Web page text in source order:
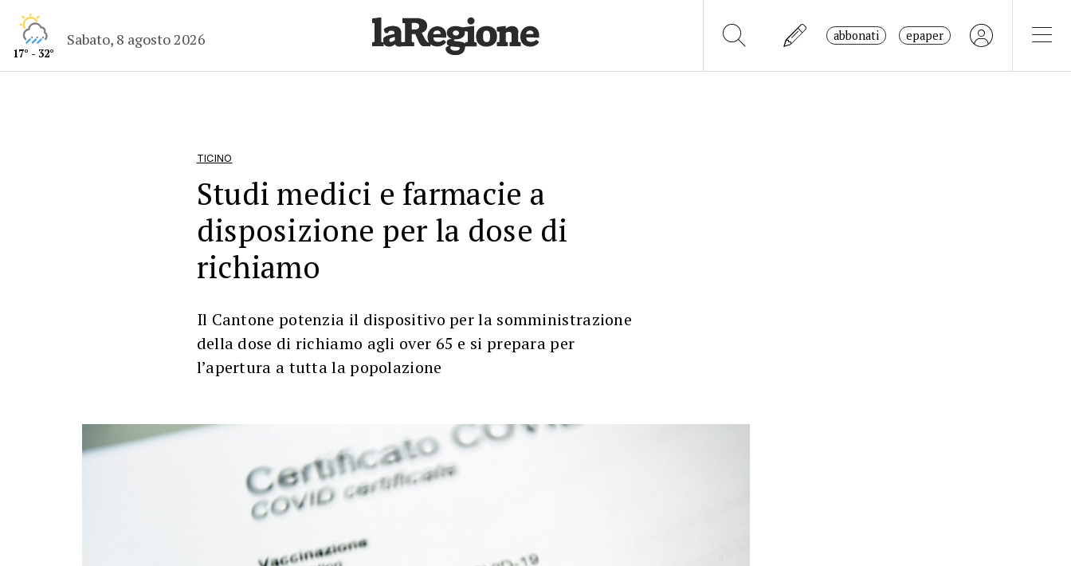
17° - 32°
Sabato, 8 agosto 2026 abbonati epaper
TICINO
Studi medici e farmacie a
disposizione per la dose di
richiamo
Il Cantone potenzia il dispositivo per la somministrazione
della dose di richiamo agli over 65 e si prepara per
l’apertura a tutta la popolazione